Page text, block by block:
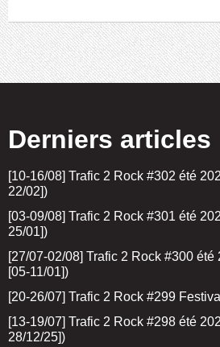
Derniers articles
[10-16/08] Trafic 2 Rock #302 été
22/02])
[03-09/08] Trafic 2 Rock #301 été
25/01])
[27/07-02/08] Trafic 2 Rock #300
[05-11/01])
[20-26/07] Trafic 2 Rock #299
[13-19/07] Trafic 2 Rock #298 été
28/12/25])